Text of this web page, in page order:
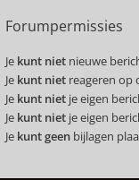
Forumpermissies
Je kunt niet nieuwe
Je kunt niet reageren op
Je kunt niet je eigen
Je kunt niet je eigen
Je kunt geen bijlagen